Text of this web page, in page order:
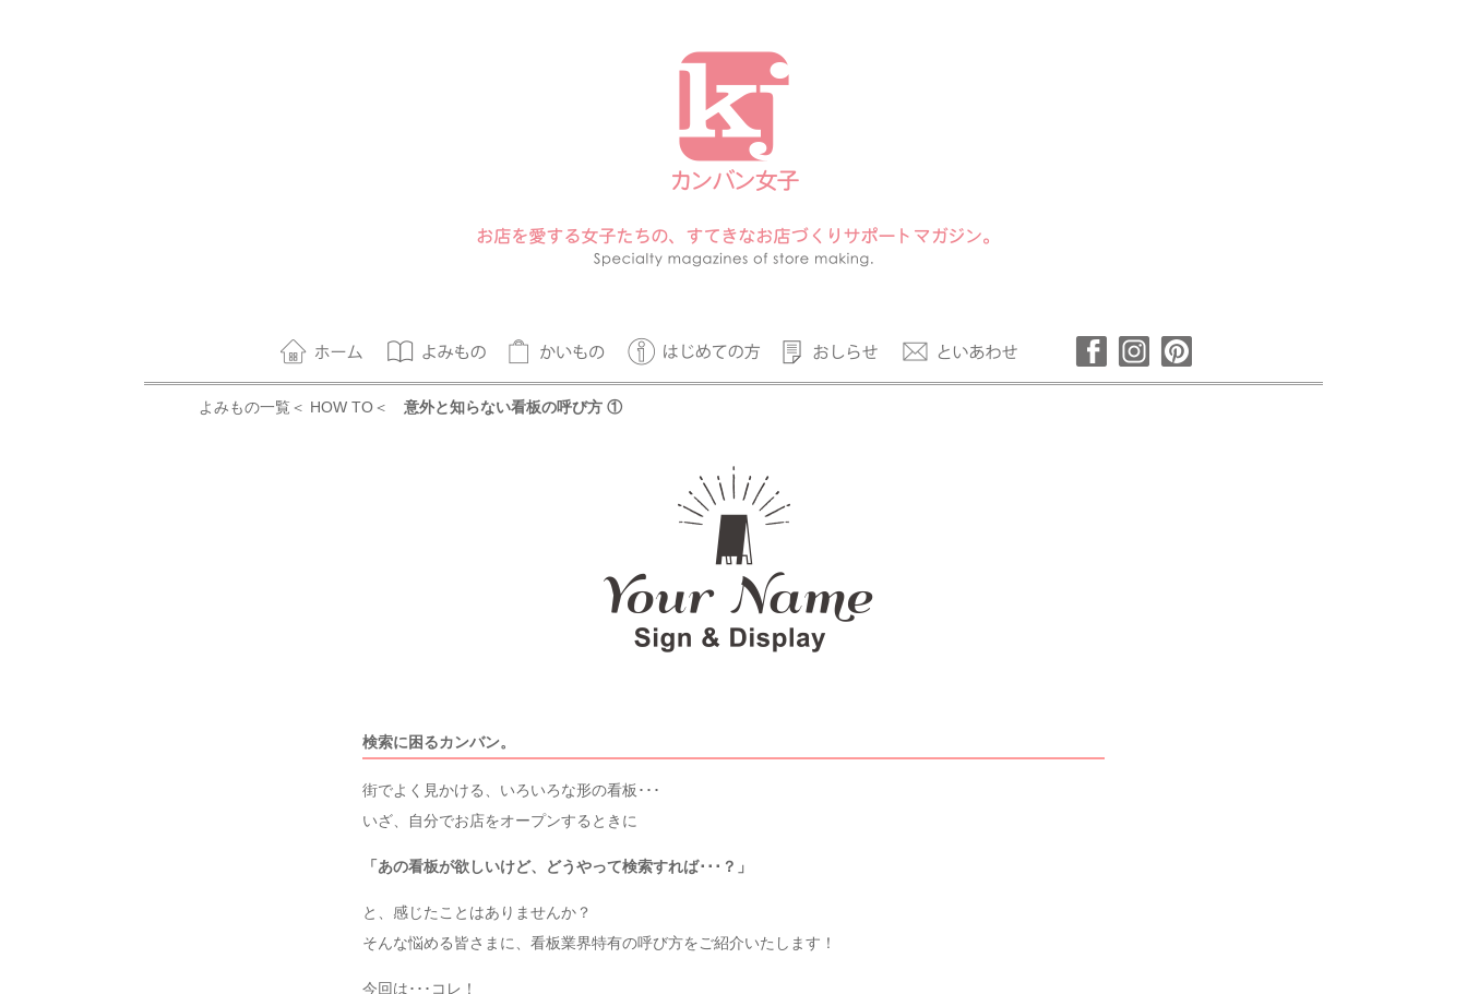
よみもの一覧 ＜ HOW TO ＜ 意外と知らない看板の呼び方 ①
検索に困るカンバン。
街でよく見かける、いろいろな形の看板･･･
いざ、自分でお店をオープンするときに
「あの看板が欲しいけど、どうやって検索すれば･･･？」
と、感じたことはありませんか？
そんな悩める皆さまに、看板業界特有の呼び方をご紹介いたします！
今回は･･･コレ！